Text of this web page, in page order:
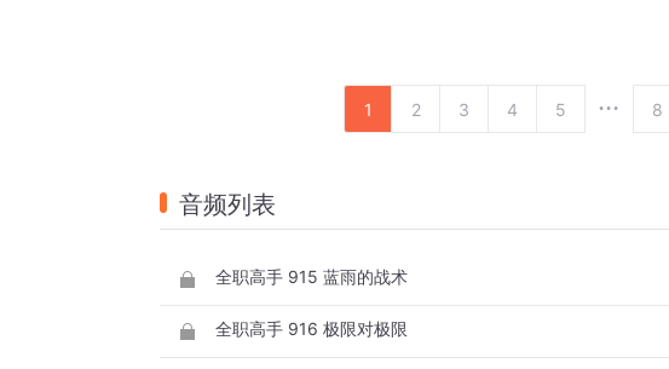
1 2 3 4 5 8
音频列表
全职高手 915 蓝雨的战术
全职高手 916 极限对极限